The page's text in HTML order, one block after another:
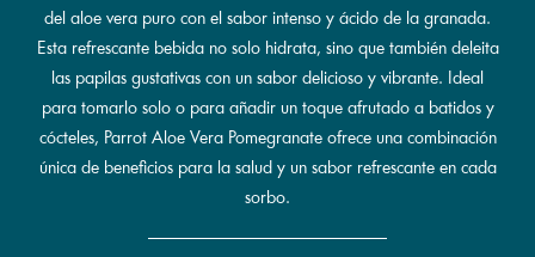
del aloe vera puro con el sabor intenso y ácido de la granada.
Esta refrescante bebida no solo hidrata, sino que también deleita
las papilas gustativas con un sabor delicioso y vibrante. Ideal
para tomarlo solo o para añadir un toque afrutado a batidos y
cócteles, Parrot Aloe Vera Pomegranate ofrece una combinación
única de beneficios para la salud y un sabor refrescante en cada
sorbo.